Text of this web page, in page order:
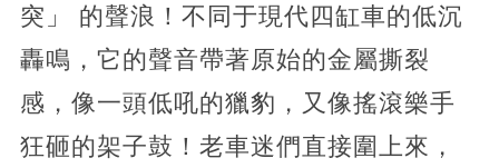
突」 的聲浪！不同于現代四缸車的低沉
轟鳴，它的聲音帶著原始的金屬撕裂
感，像一頭低吼的獵豹，又像搖滾樂手
狂砸的架子鼓！老車迷們直接圍上來，